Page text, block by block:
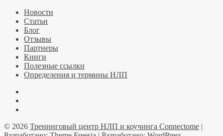
Новости
Статьи
Блог
Отзывы
Партнеры
Книги
Полезные ссылки
Определения и термины НЛП
© 2026 Тренинговый центр НЛП и коучинга Connectome |